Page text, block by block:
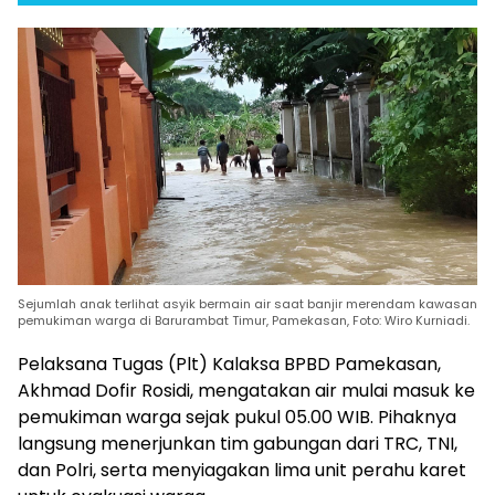
Sejumlah anak terlihat asyik bermain air saat banjir merendam kawasan
pemukiman warga di Barurambat Timur, Pamekasan, Foto: Wiro Kurniadi.
Pelaksana Tugas (Plt) Kalaksa BPBD Pamekasan,
Akhmad Dofir Rosidi, mengatakan air mulai masuk ke
pemukiman warga sejak pukul 05.00 WIB. Pihaknya
langsung menerjunkan tim gabungan dari TRC, TNI,
dan Polri, serta menyiagakan lima unit perahu karet